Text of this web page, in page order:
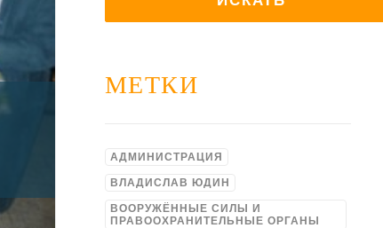
МЕТКИ
АДМИНИСТРАЦИЯ
ВЛАДИСЛАВ ЮДИН
ВООРУЖЁННЫЕ СИЛЫ И
ПРАВООХРАНИТЕЛЬНЫЕ ОРГАНЫ